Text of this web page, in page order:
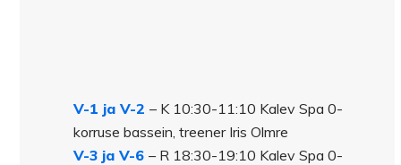
V-1 ja V-2– K 10:30-11:10 Kalev Spa 0-
korruse bassein, treener Iris Olmre
V-3 ja V-6– R 18:30-19:10 Kalev Spa 0-